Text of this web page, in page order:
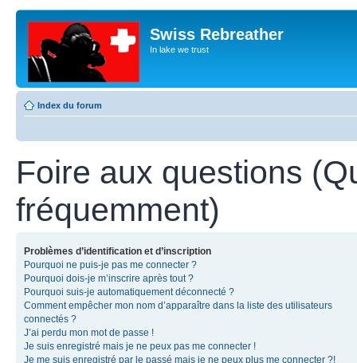
Swiss Rebreather
In lake we trust
Index du forum
Foire aux questions
fréquemment)
Problèmes d’identification et d’inscription
Pourquoi ne puis-je pas me connecter ?
Pourquoi dois-je m’inscrire après tout ?
Pourquoi suis-je automatiquement déconnecté ?
Comment empêcher mon nom d’apparaître dans la liste des utilisateurs
connectés ?
J’ai perdu mon mot de passe !
Je suis enregistré mais je ne peux pas me connecter !
Je me suis enregistré par le passé mais je ne peux plus me connecter ?!